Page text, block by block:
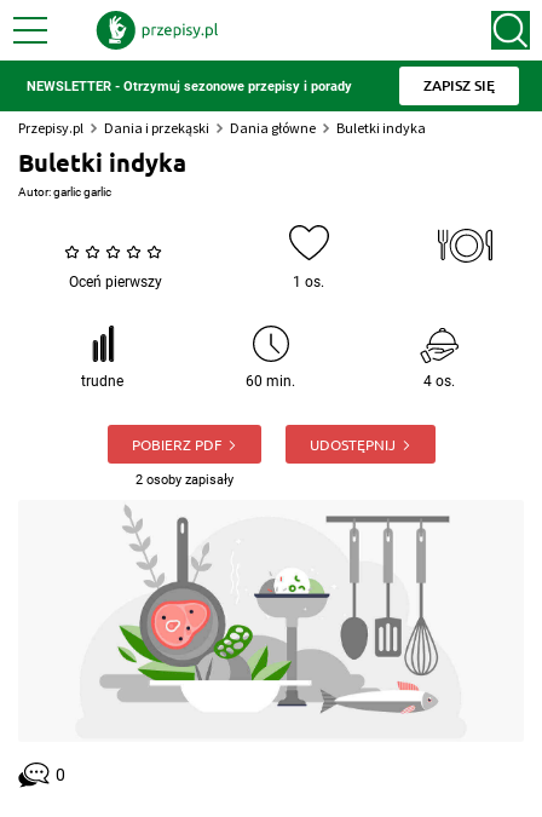
NEWSLETTER - Otrzymuj sezonowe przepisy i porady ZAPISZ SIĘ
Przepisy.pl Dania i przekąski Dania główne Buletki indyka
Buletki indyka
Autor:garlic garlic
Oceń pierwszy 1 os.
trudne 60 min. 4 os.
POBIERZ PDF
2 osoby zapisały
UDOSTĘPNIJ
0